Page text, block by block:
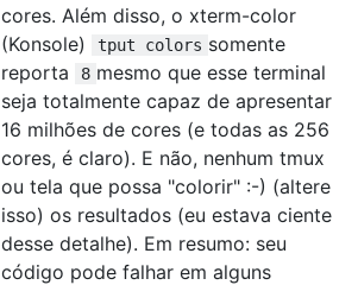
cores. Além disso, o xterm-color
(Konsole)
tput colors somente
reporta
8 mesmo que esse terminal
seja totalmente capaz de apresentar
16 milhões de cores (e todas as 256
cores, é claro). E não, nenhum tmux
ou tela que possa "colorir" :-) (altere
isso) os resultados (eu estava ciente
desse detalhe). Em resumo: seu
código pode falhar em alguns